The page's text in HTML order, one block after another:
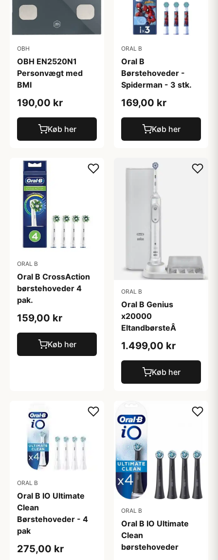
OBH
OBH EN2520N1
Personvægt med
BMI
190,00 kr
Køb her
ORAL B
Oral B
Børstehoveder -
Spiderman - 3 stk.
169,00 kr
Køb her
ORAL B
Oral B CrossAction
børstehoveder 4
pak.
159,00 kr
Køb her
ORAL B
Oral B Genius
x20000
EltandbørsteÂ
1.499,00 kr
Køb her
ORAL B
Oral B IO Ultimate
Clean
Børstehoveder - 4
pak
275,00 kr
ORAL B
Oral B IO Ultimate
Clean
børstehoveder